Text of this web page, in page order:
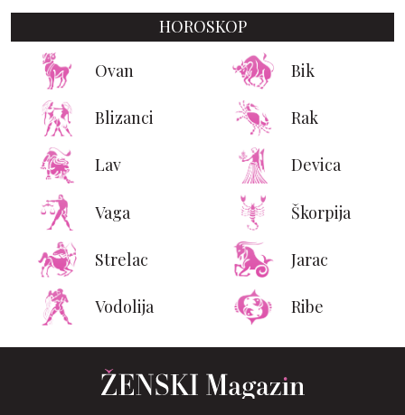
HOROSKOP
Ovan Bik
Blizanci Rak
Lav Devica
Vaga Škorpija
Strelac Jarac
Vodolija Ribe